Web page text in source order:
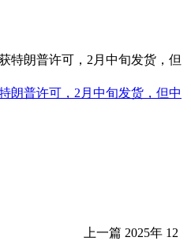
朗普许可，2月中旬发货，但中
上一篇 2025年 12